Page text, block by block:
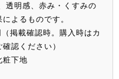
透明感、赤み・くすみの
よるものです。
掲載確認時。購入時はカ
認ください）
粧下地